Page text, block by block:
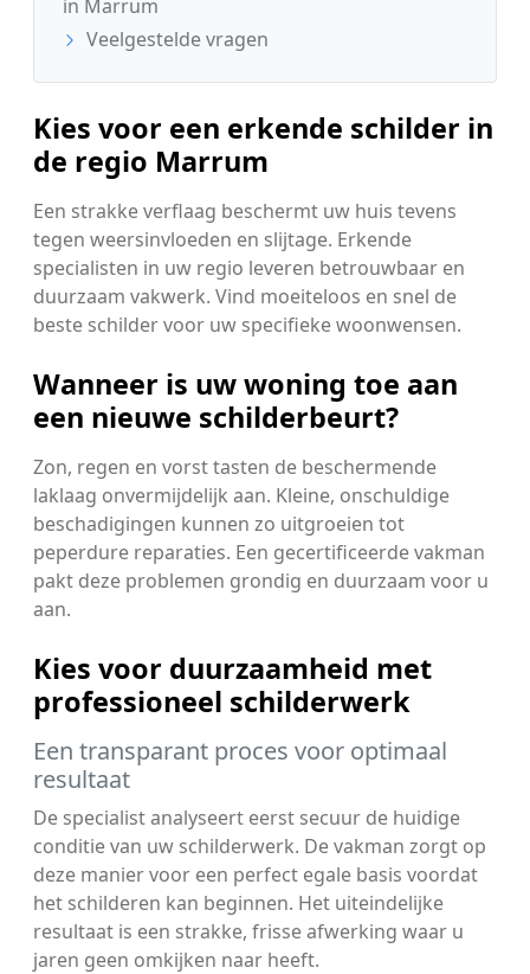
in Marrum
Veelgestelde vragen
Kies voor een erkende schilder in
de regio Marrum
Een strakke verflaag beschermt uw huis tevens
tegen weersinvloeden en slijtage. Erkende
specialisten in uw regio leveren betrouwbaar en
duurzaam vakwerk. Vind moeiteloos en snel de
beste schilder voor uw specifieke woonwensen.
Wanneer is uw woning toe aan
een nieuwe schilderbeurt?
Zon, regen en vorst tasten de beschermende
laklaag onvermijdelijk aan. Kleine, onschuldige
beschadigingen kunnen zo uitgroeien tot
peperdure reparaties. Een gecertificeerde vakman
pakt deze problemen grondig en duurzaam voor u
aan.
Kies voor duurzaamheid met
professioneel schilderwerk
Een transparant proces voor optimaal
resultaat
De specialist analyseert eerst secuur de huidige
conditie van uw schilderwerk. De vakman zorgt op
deze manier voor een perfect egale basis voordat
het schilderen kan beginnen. Het uiteindelijke
resultaat is een strakke, frisse afwerking waar u
jaren geen omkijken naar heeft.